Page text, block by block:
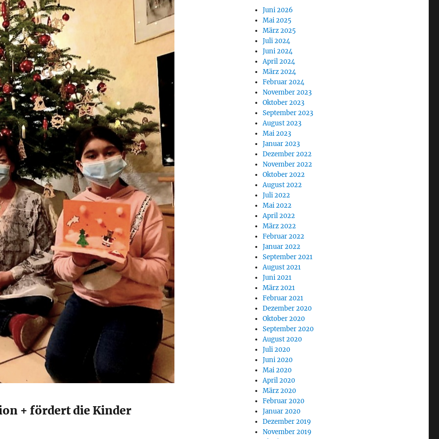
+ fördert die Kinder
Juni 2026
Mai 2025
März 2025
Juli 2024
Juni 2024
April 2024
März 2024
Februar 2024
November 2023
Oktober 2023
September 2023
August 2023
Mai 2023
Januar 2023
Dezember 2022
November 2022
Oktober 2022
August 2022
Juli 2022
Mai 2022
April 2022
März 2022
Februar 2022
Januar 2022
September 2021
August 2021
Juni 2021
März 2021
Februar 2021
Dezember 2020
Oktober 2020
September 2020
August 2020
Juli 2020
Juni 2020
Mai 2020
April 2020
März 2020
Februar 2020
Januar 2020
Dezember 2019
November 2019